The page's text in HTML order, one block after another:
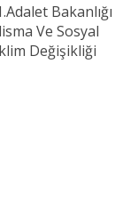
Bakanlığı
Ve Sosyal
Değişikliği